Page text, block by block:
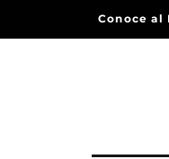
Conoce al